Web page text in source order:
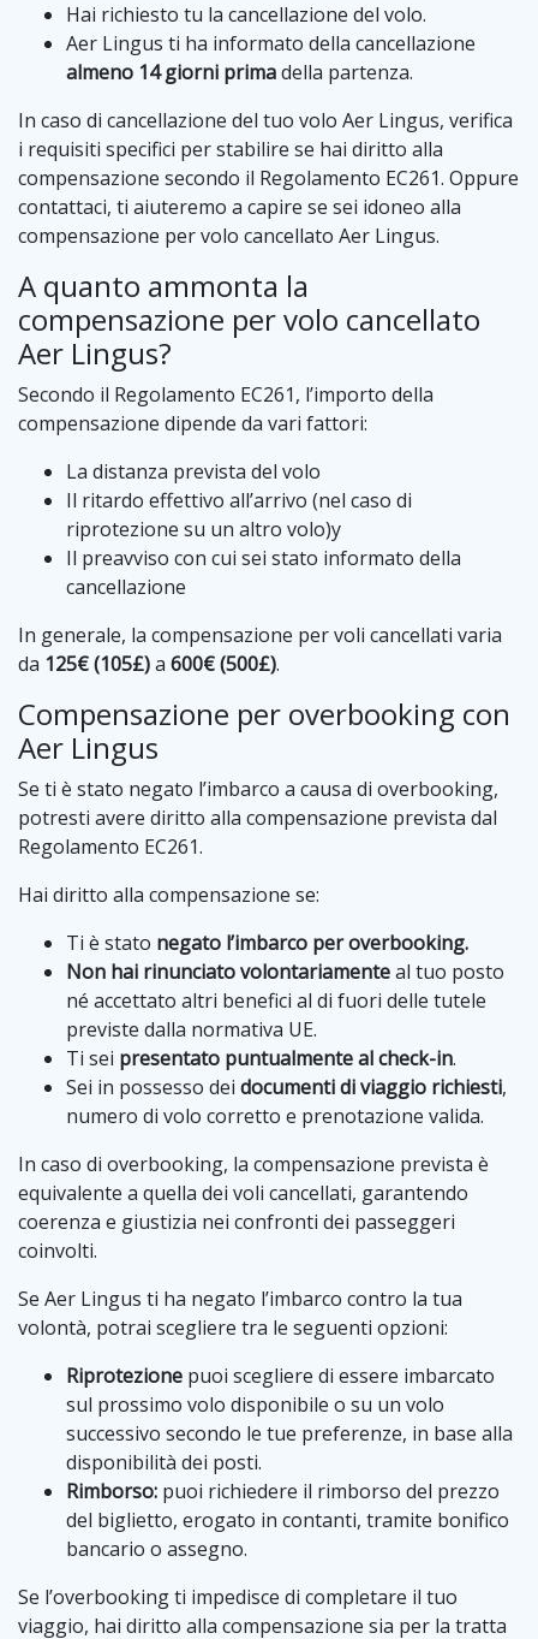
Hai richiesto tu la cancellazione del volo.
Aer Lingus ti ha informato della cancellazione
almeno 14 giorni primadella partenza.
In caso di cancellazione del tuo volo Aer Lingus, verifica
i requisiti specifici per stabilire se hai diritto alla
compensazione secondo il Regolamento EC261. Oppure
contattaci, ti aiuteremo a capire se sei idoneo alla
compensazione per volo cancellato Aer Lingus.
A quanto ammonta la
compensazione per volo cancellato
Aer Lingus?
Secondo il Regolamento EC261, l’importo della
compensazione dipende da vari fattori:
La distanza prevista del volo
Il ritardo effettivo all’arrivo (nel caso di
riprotezione su un altro volo)y
Il preavviso con cui sei stato informato della
cancellazione
In generale, la compensazione per voli cancellati varia
da 125€ (105£)a 600€ (500£).
Compensazione per overbooking con
Aer Lingus
Se ti è stato negato l’imbarco a causa di overbooking,
potresti avere diritto alla compensazione prevista dal
Regolamento EC261.
Hai diritto alla compensazione se:
Ti è stato negato l’imbarco per overbooking.
Non hai rinunciato volontariamenteal tuo posto
né accettato altri benefici al di fuori delle tutele
previste dalla normativa UE.
Ti sei presentato puntualmente al check-in.
Sei in possesso dei documenti di viaggio richiesti,
numero di volo corretto e prenotazione valida.
In caso di overbooking, la compensazione prevista è
equivalente a quella dei voli cancellati, garantendo
coerenza e giustizia nei confronti dei passeggeri
coinvolti.
Se Aer Lingus ti ha negato l’imbarco contro la tua
volontà, potrai scegliere tra le seguenti opzioni:
Riprotezione puoi scegliere di essere imbarcato
sul prossimo volo disponibile o su un volo
successivo secondo le tue preferenze, in base alla
disponibilità dei posti.
Rimborso: puoi richiedere il rimborso del prezzo
del biglietto, erogato in contanti, tramite bonifico
bancario o assegno.
Se l’overbooking ti impedisce di completare il tuo
viaggio, hai diritto alla compensazione sia per la tratta